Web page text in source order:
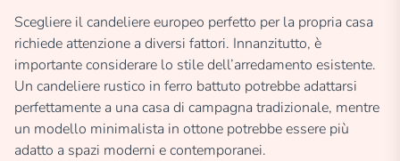
Scegliere il candeliere europeo perfetto per la propria casa
richiede attenzione a diversi fattori. Innanzitutto, è
importante considerare lo stile dell’arredamento esistente.
Un candeliere rustico in ferro battuto potrebbe adattarsi
perfettamente a una casa di campagna tradizionale, mentre
un modello minimalista in ottone potrebbe essere più
adatto a spazi moderni e contemporanei.